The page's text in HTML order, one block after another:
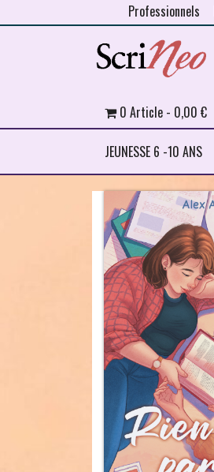
Professionnels
JEUNESSE 6 -10 ANS
0 Article 0,00 €